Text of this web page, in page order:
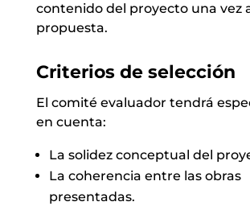
contenido del proyecto una vez
propuesta.
Criterios de selección
El comité evaluador tendrá
en cuenta:
La solidez conceptual del
La coherencia entre las obras
presentadas.